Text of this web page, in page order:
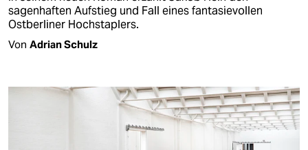
sagenhaften Aufstieg und Fall eines fantasievollen
Ostberliner Hochstaplers.
Von Adrian Schulz